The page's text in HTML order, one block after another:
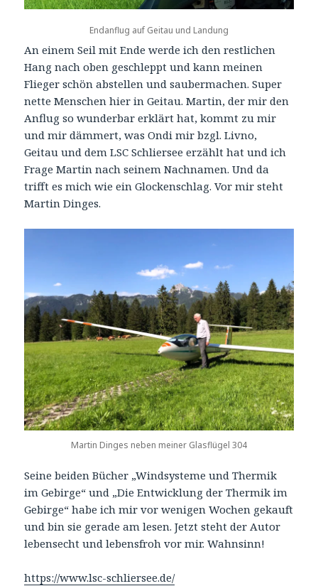
Endanflug auf Geitau und Landung
An einem Seil mit Ende werde ich den restlichen
Hang nach oben geschleppt und kann meinen
Flieger schön abstellen und saubermachen. Super
nette Menschen hier in Geitau. Martin, der mir den
Anflug so wunderbar erklärt hat, kommt zu mir
und mir dämmert, was Ondi mir bzgl. Livno,
Geitau und dem LSC Schliersee erzählt hat und ich
Frage Martin nach seinem Nachnamen. Und da
trifft es mich wie ein Glockenschlag. Vor mir steht
Martin Dinges.
Martin Dinges neben meiner Glasflügel 304
Seine beiden Bücher „Windsysteme und Thermik
im Gebirge“ und „Die Entwicklung der Thermik im
Gebirge“ habe ich mir vor wenigen Wochen gekauft
und bin sie gerade am lesen. Jetzt steht der Autor
lebensecht und lebensfroh vor mir. Wahnsinn!
https://www.lsc-schliersee.de/